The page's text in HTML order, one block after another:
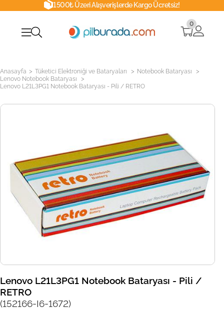
1500₺ Üzeri Alışverişlerde Kargo Ücretsiz!
0
Anasayfa > Tüketici Elektroniği ve Bataryaları > Notebook Bataryası >
Lenovo Notebook Bataryası >
Lenovo L21L3PG1 Notebook Bataryası - Pili / RETRO
Lenovo L21L3PG1 Notebook Bataryası - Pili /
RETRO
(152166-I6-1672)